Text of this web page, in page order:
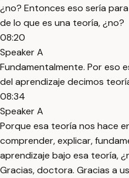
¿no? Entonces eso sería
de lo que es una teoría, ¿no?
08:20
Speaker A
Fundamentalmente. Por eso
del aprendizaje decimos
08:34
Speaker A
Porque esa teoría nos hace
comprender, explicar,
aprendizaje bajo esa teoría,
Gracias, doctora. Gracias a